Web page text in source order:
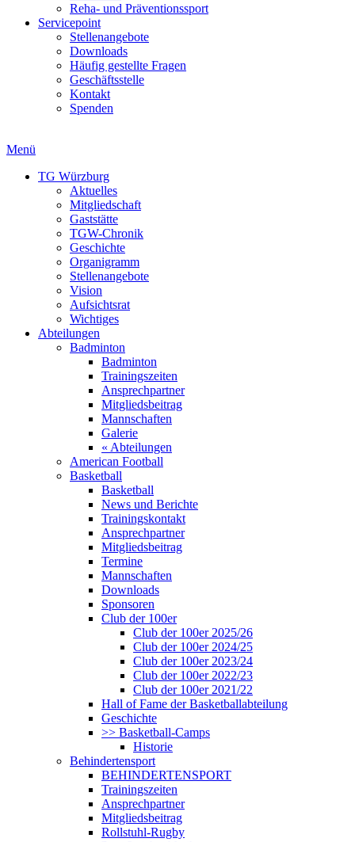
Reha- und Präventionssport
Servicepoint
Stellenangebote
Downloads
Häufig gestellte Fragen
Geschäftsstelle
Kontakt
Spenden
Menü
TG Würzburg
Aktuelles
Mitgliedschaft
Gaststätte
TGW-Chronik
Geschichte
Organigramm
Stellenangebote
Vision
Aufsichtsrat
Wichtiges
Abteilungen
Badminton
Badminton
Trainingszeiten
Ansprechpartner
Mitgliedsbeitrag
Mannschaften
Galerie
« Abteilungen
American Football
Basketball
Basketball
News und Berichte
Trainingskontakt
Ansprechpartner
Mitgliedsbeitrag
Termine
Mannschaften
Downloads
Sponsoren
Club der 100er
Club der 100er 2025/26
Club der 100er 2024/25
Club der 100er 2023/24
Club der 100er 2022/23
Club der 100er 2021/22
Hall of Fame der Basketballabteilung
Geschichte
>> Basketball-Camps
Historie
Behindertensport
BEHINDERTENSPORT
Trainingszeiten
Ansprechpartner
Mitgliedsbeitrag
Rollstuhl-Rugby